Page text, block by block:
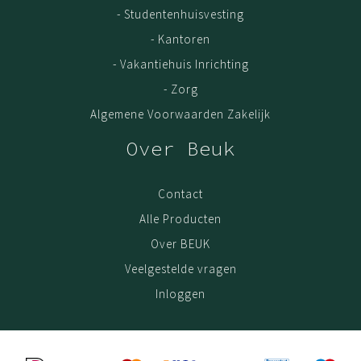
Ons gehele collectie bestaat o.a. uit
,schoonloopmat
- Studentenhuisvesting
- Kantoren
- Vakantiehuis Inrichting
- Zorg
Algemene Voorwaarden Zakelijk
Over Beuk
Contact
Alle Producten
Over BEUK
Veelgestelde vragen
Inloggen